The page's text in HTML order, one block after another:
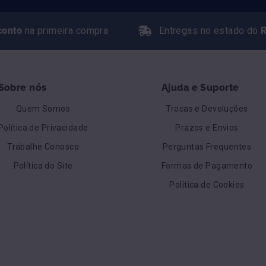
na primeira compra Entregas no estado do
nós
Quem Somos
Política de Privacidade
Trabalhe Conosco
Política do Site
Ajuda e Suporte
Trocas e Devoluções
Prazos e Envios
Perguntas Frequentes
Formas de Pagamento
Política de Cookies